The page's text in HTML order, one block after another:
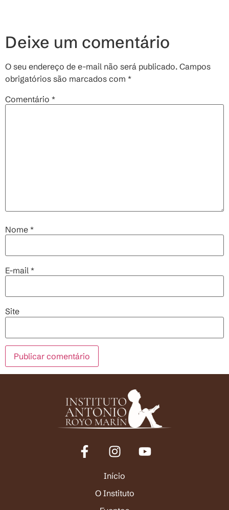
Deixe um comentário
O seu endereço de e-mail não será publicado. Campos
obrigatórios são marcados com *
Comentário *
Nome *
E-mail *
Site
Início
O Instituto